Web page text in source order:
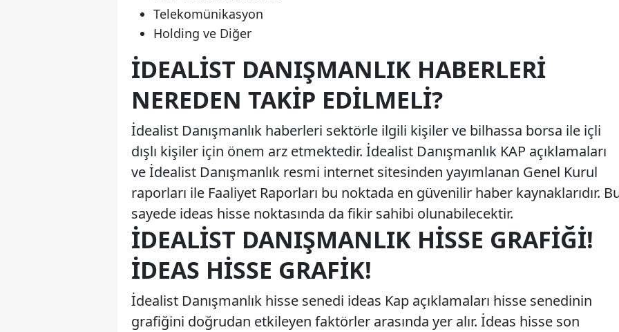
Telekomünikasyon
Holding ve Diğer
İDEALIST DANIŞMANLIK HABERLERI
NEREDEN TAKIP EDILMELI?
İdealist Danışmanlık haberleri sektörle ilgili kişiler ve bilhassa borsa ile içli
dışlı kişiler için önem arz etmektedir. İdealist Danışmanlık KAP açıklamaları
ve İdealist Danışmanlık resmi internet sitesinden yayımlanan Genel Kurul
raporları ile Faaliyet Raporları bu noktada en güvenilir haber kaynaklarıdır.
sayede ideas hisse noktasında da fikir sahibi olunabilecektir.
İDEALIST DANIŞMANLIK HISSE GRAFIĞI!
İDEAS HISSE GRAFIK!
İdealist Danışmanlık hisse senedi ideas Kap açıklamaları hisse senedinin
grafiğini doğrudan etkileyen faktörler arasında yer alır. İdeas hisse son